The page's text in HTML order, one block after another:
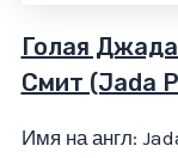
Голая
Смит (Jada
Имя на англ: